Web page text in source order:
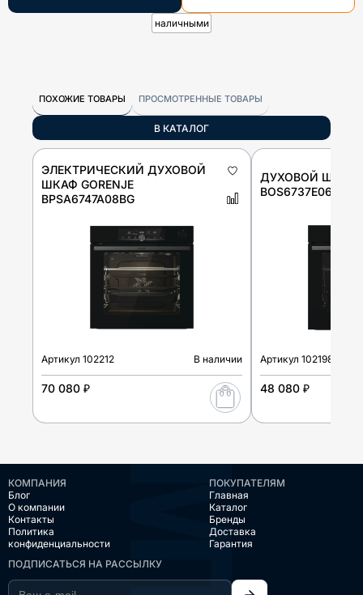
наличными
ПОХОЖИЕ ТОВАРЫ ПРОСМОТРЕННЫЕ ТОВАРЫ
В КАТАЛОГ
ЭЛЕКТРИЧЕСКИЙ ДУХОВОЙ
ШКАФ GORENJE
BPSA6747A08BG
Артикул 102212 В наличии
70 080 ₽
ДУХОВОЙ ШКАФ
BOS6737E06FBG
Артикул 102198
48 080 ₽
КОМПАНИЯ
Блог
О компании
Контакты
Политика
конфиденциальности
ПОКУПАТЕЛЯМ
Главная
Каталог
Бренды
Доставка
Гарантия
ПОДПИСАТЬСЯ НА РАССЫЛКУ